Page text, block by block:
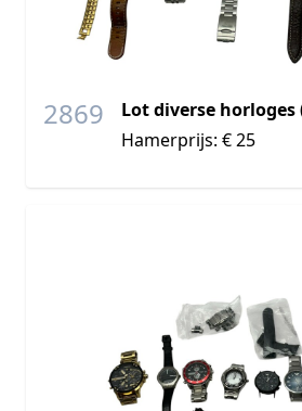
2869
Lot diverse horloges
Hamerprijs: € 25